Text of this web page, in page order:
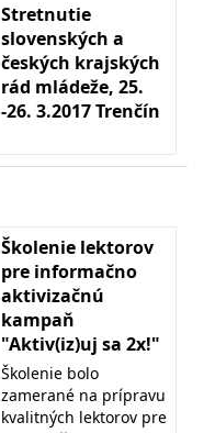
Stretnutie
slovenských a
českých krajských
rád mládeže, 25.
-26. 3.2017 Trenčín
Školenie lektorov
pre informačno
aktivizačnú
kampaň
"Aktiv(iz)uj sa 2x!"
Školenie bolo
zamerané na prípravu
kvalitných lektorov pre